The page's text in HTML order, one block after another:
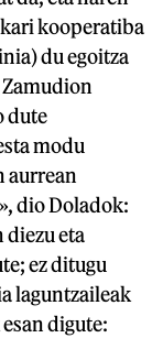
kooperatiba
du egoitza
dute
modu
aurrean
dio Doladok:
diezu eta
ez ditugu
laguntzaileak
digute: